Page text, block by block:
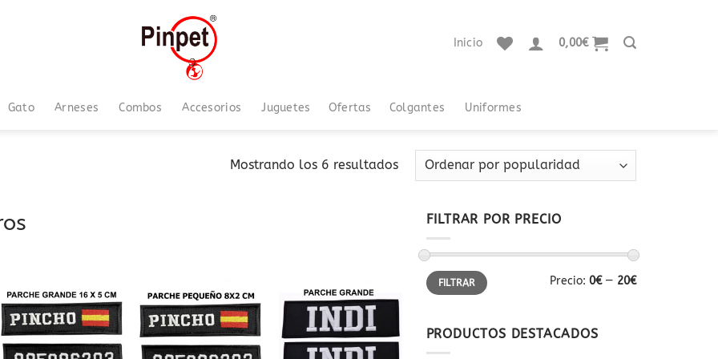
Inicio 0,00€
Gato Arneses Combos Accesorios Juguetes Ofertas Colgantes Uniformes
Mostrando los 6 resultadosOrdenado
por
Añadir
a la
lista
de
deseos
Añadir
a la
lista
de
deseos
Añadir
a la
de
deseos
FILTRAR POR PRECIO
Precio
mínimo
Precio
máximo
FILTRAR Precio: 0€— 20€
PRODUCTOS DESTACADOS